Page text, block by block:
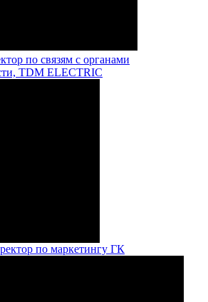
по связям с органами
TDM ELECTRIC
по маркетингу ГК